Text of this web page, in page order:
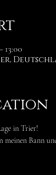
13:00
in Trier!
Bann